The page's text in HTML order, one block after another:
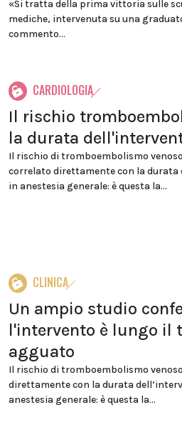
«Si tratta della prima vittoria sulle
mediche, intervenuta su una
commento...
CARDIOLOGIA
Il rischio
la durata
Il rischio di tromboembolismo
correlato direttamente con la durata
in anestesia generale: è questa la...
CLINICA
Un ampio studio
l'intervento è lungo il
agguato
Il rischio di tromboembolismo
direttamente con la durata
anestesia generale: è questa la...